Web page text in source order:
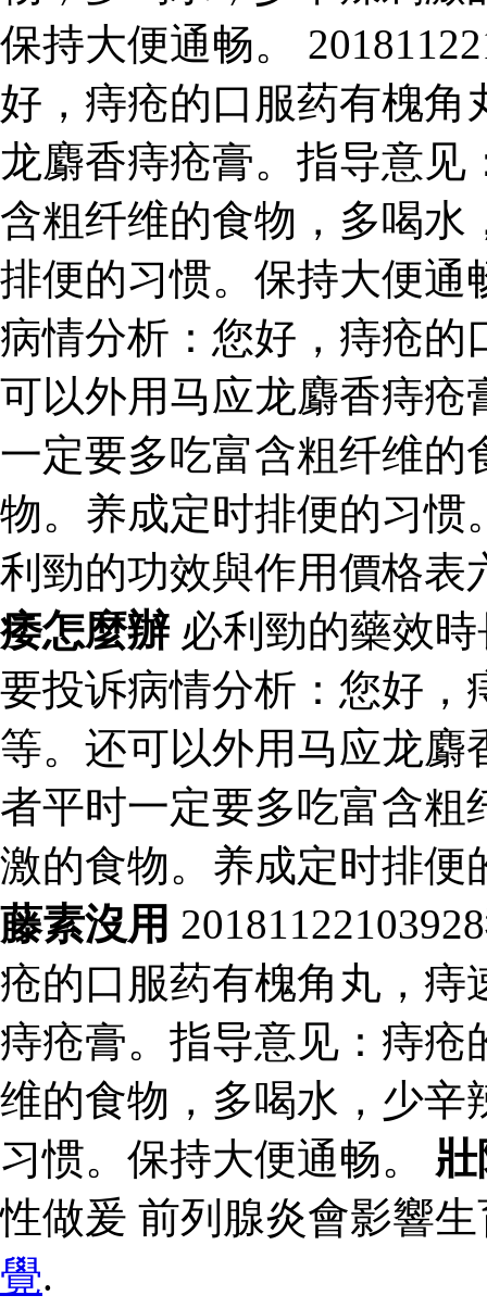
保持大便通畅。
好，痔疮的口服药有槐角
龙麝香痔疮膏。指导意见
含粗纤维的食物，多喝水
排便的习惯。保持大便通
病情分析：您好，痔疮的
可以外用马应龙麝香痔疮
一定要多吃富含粗纤维的
物。养成定时排便的习
利勁的功效與作用價格
痿怎麼辦 必利勁的藥效
要投诉病情分析：您好，
等。还可以外用马应龙麝
者平时一定要多吃富含粗
激的食物。养成定时排
藤素沒用
疮的口服药有槐角丸，痔
痔疮膏。指导意见：痔疮
维的食物，多喝水，少辛
习惯。保持大便通畅。
性做爰 前列腺炎會影響
覺.